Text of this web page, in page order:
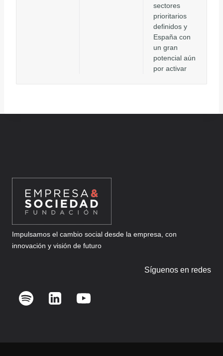
sectores
prioritarios
definidos y
España con
un gran
potencial aún
por activar
Impulsamos el cambio social desde la empresa, con
innovación y visión de futuro
Síguenos en redes